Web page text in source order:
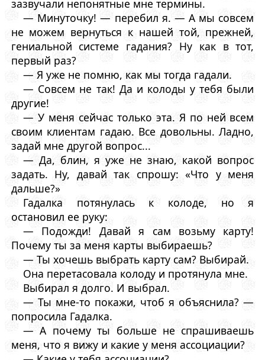
зазвучали непонятные мне термины.
— Минуточку! — перебил я. — А мы совсем
не можем вернуться к нашей той, прежней,
гениальной системе гадания? Ну как в тот,
первый раз?
— Я уже не помню, как мы тогда гадали.
— Совсем не так! Да и колоды у тебя были
другие!
— У меня сейчас только эта. Я по ней всем
своим клиентам гадаю. Все довольны. Ладно,
задай мне другой вопрос...
— Да, блин, я уже не знаю, какой вопрос
задать. Ну, давай так спрошу: «Что у меня
дальше?»
Гадалка потянулась к колоде, но я
остановил ее руку:
— Подожди! Давай я сам возьму карту!
Почему ты за меня карты выбираешь?
— Ты хочешь выбрать карту сам? Выбирай.
Она перетасовала колоду и протянула мне.
Выбирал я долго. И выбрал.
— Ты мне-то покажи, чтоб я объяснила? —
попросила Гадалка.
— А почему ты больше не спрашиваешь
меня, что я вижу и какие у меня ассоциации?